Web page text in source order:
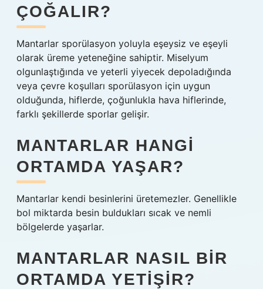
ÇOĞALIR?
Mantarlar sporülasyon yoluyla eşeysiz ve eşeyli
olarak üreme yeteneğine sahiptir. Miselyum
olgunlaştığında ve yeterli yiyecek depoladığında
veya çevre koşulları sporülasyon için uygun
olduğunda, hiflerde, çoğunlukla hava hiflerinde,
farklı şekillerde sporlar gelişir.
MANTARLAR HANGI
ORTAMDA YAŞAR?
Mantarlar kendi besinlerini üretemezler. Genellikle
bol miktarda besin buldukları sıcak ve nemli
bölgelerde yaşarlar.
MANTARLAR NASIL BIR
ORTAMDA YETIŞIR?